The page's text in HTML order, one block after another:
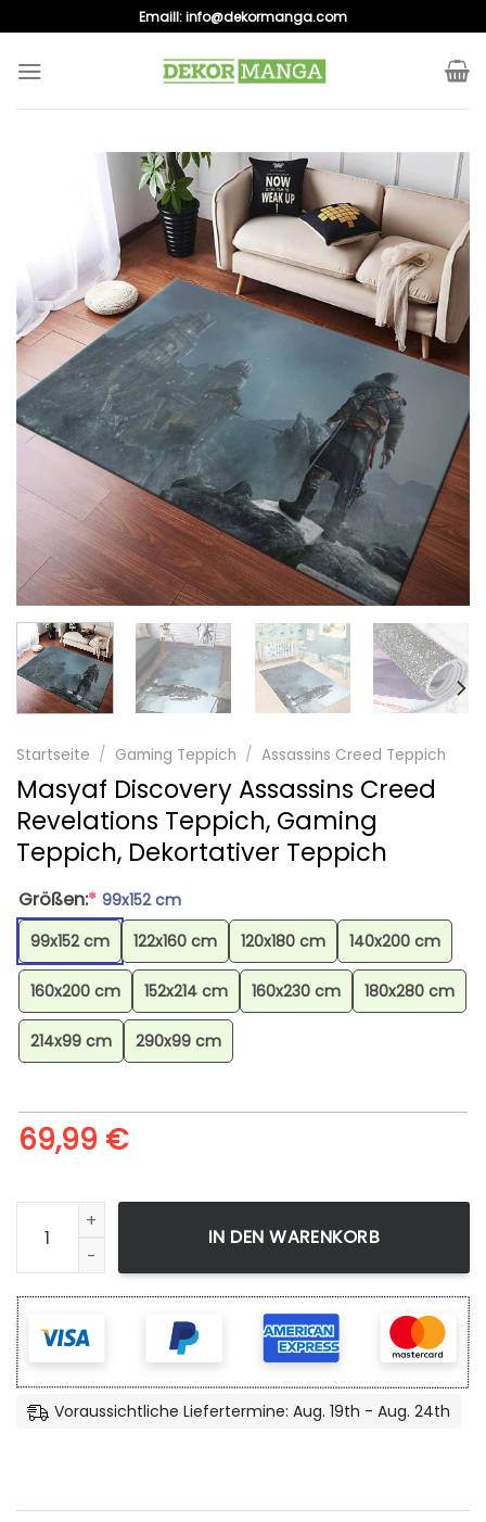
to
content
Emaill:info@dekormanga.com
Startseite / Gaming Teppich / Assassins Creed Teppich
Masyaf Discovery Assassins Creed
Revelations Teppich, Gaming
Teppich, Dekortativer Teppich
Größen:* 99x152 cm
99x152 cm
122x160 cm 120x180 cm 140x200 cm
160x200 cm 152x214 cm 160x230 cm 180x280 cm
214x99 cm 290x99 cm
69,99 €
Masyaf Discovery Assassins Creed Revelations Teppich,
IN DEN WARENKORB
Voraussichtliche Liefertermine: Aug. 19th - Aug. 24th